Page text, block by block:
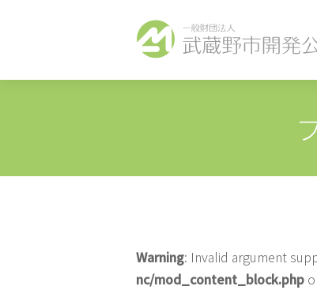
Warning: Invalid argument
nc/mod_content_block.php